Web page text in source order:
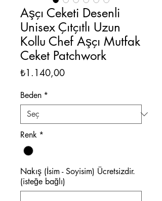
Aşçı Ceketi Desenli
Unisex Çıtçıtlı Uzun
Kollu Chef Aşçı Mutfak
Ceket Patchwork
₺1.140,00Fiyat
Beden *
Renk *
Nakış (İsim - Soyisim) Ücretsizdir.
(isteğe bağlı)